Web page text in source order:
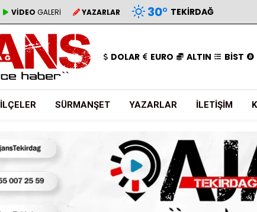
VİDEO GALERİ YAZARLAR 30° TEKIRDAĞ
DOLAR EURO ALTIN BİST
İLÇELER SÜRMANŞET YAZARLAR İLETIŞIM